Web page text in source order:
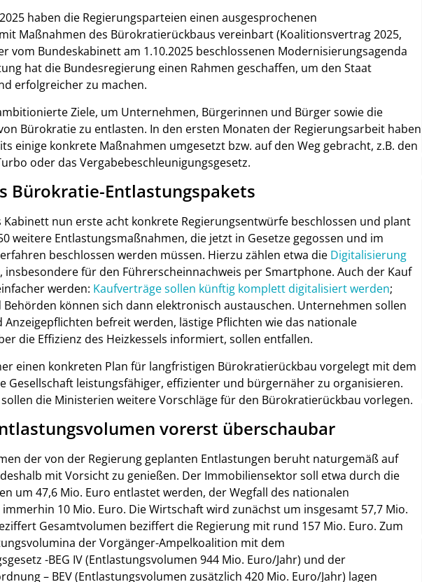
haben die Regierungsparteien einen ausgesprochenen
Maßnahmen des Bürokratierückbaus vereinbart (Koalitionsvertrag 2025,
vom Bundeskabinett am 1.10.2025 beschlossenen Modernisierungsagenda
hat die Bundesregierung einen Rahmen geschaffen, um den Staat
erfolgreicher zu machen.
Ziele, um Unternehmen, Bürgerinnen und Bürger sowie die
Bürokratie zu entlasten. In den ersten Monaten der Regierungsarbeit haben
einige konkrete Maßnahmen umgesetzt bzw. auf den Weg gebracht, z.B. den
oder das Vergabebeschleunigungsgesetz.
Bürokratie-Entlastungspakets
Kabinett nun erste acht konkrete Regierungsentwürfe beschlossen und plant
weitere Entlastungsmaßnahmen, die jetzt in Gesetze gegossen und im
beschlossen werden müssen. Hierzu zählen etwa die Digitalisierung
, insbesondere für den Führerscheinnachweis per Smartphone. Auch der Kauf
werden: Kaufverträge sollen künftig komplett digitalisiert werden;
können sich dann elektronisch austauschen. Unternehmen sollen
Anzeigepflichten befreit werden, lästige Pflichten wie das nationale
die Effizienz des Heizkessels informiert, sollen entfallen.
einen konkreten Plan für langfristigen Bürokratierückbau vorgelegt mit dem
Gesellschaft leistungsfähiger, effizienter und bürgernäher zu organisieren.
die Ministerien weitere Vorschläge für den Bürokratierückbau vorlegen.
vorerst überschaubar
der von der Regierung geplanten Entlastungen beruht naturgemäß auf
mit Vorsicht zu genießen. Der Immobiliensektor soll etwa durch die
um 47,6 Mio. Euro entlastet werden, der Wegfall des nationalen
10 Mio. Euro. Die Wirtschaft wird zunächst um insgesamt 57,7 Mio.
Gesamtvolumen beziffert die Regierung mit rund 157 Mio. Euro. Zum
der Vorgänger-Ampelkoalition mit dem
-BEG IV (Entlastungsvolumen 944 Mio. Euro/Jahr) und der
– BEV (Entlastungsvolumen zusätzlich 420 Mio. Euro/Jahr) lagen